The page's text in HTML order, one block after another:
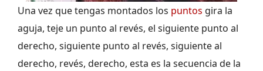
Una vez que tengas montados los puntos gira la
aguja, teje un punto al revés, el siguiente punto al
derecho, siguiente punto al revés, siguiente al
derecho, revés, derecho, esta es la secuencia de la